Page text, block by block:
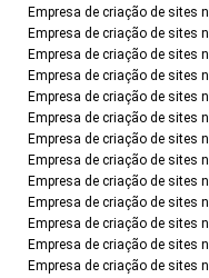
Empresa de criação de sites
Empresa de criação de sites
Empresa de criação de sites
Empresa de criação de sites
Empresa de criação de sites
Empresa de criação de sites
Empresa de criação de sites
Empresa de criação de sites
Empresa de criação de sites
Empresa de criação de sites
Empresa de criação de sites
Empresa de criação de sites
Empresa de criação de sites